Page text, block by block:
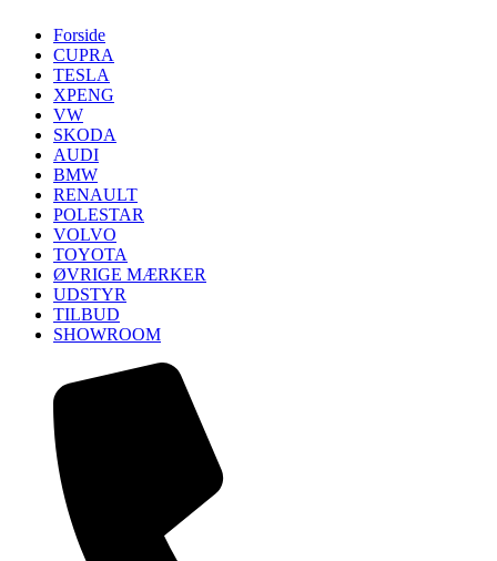
Forside
CUPRA
TESLA
XPENG
VW
SKODA
AUDI
BMW
RENAULT
POLESTAR
VOLVO
TOYOTA
ØVRIGE MÆRKER
UDSTYR
TILBUD
SHOWROOM